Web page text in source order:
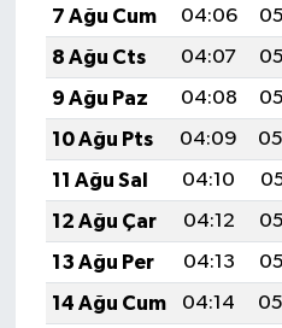
7 Ağu Cum
04:06
8 Ağu Cts
04:07
9 Ağu Paz
04:08
10 Ağu Pts
04:09
11 Ağu Sal
04:10
12 Ağu Çar
04:12
13 Ağu Per
04:13
14 Ağu Cum
04:14